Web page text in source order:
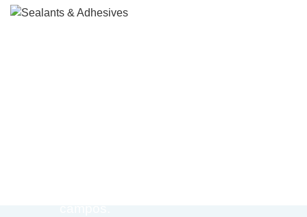
A Antas Sealant está comprometida em